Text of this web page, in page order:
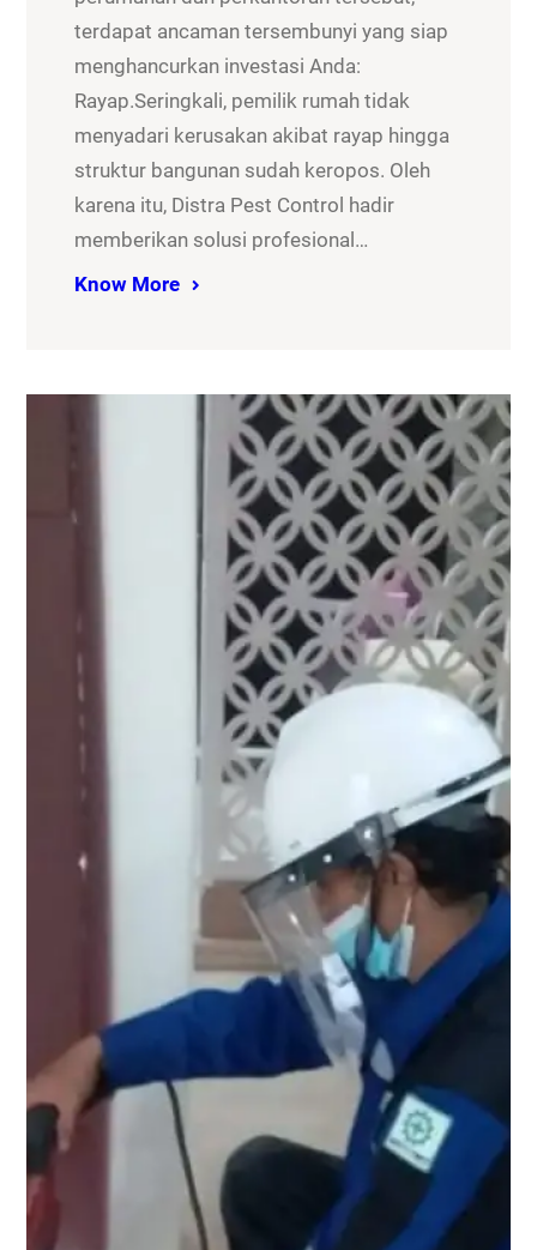
terdapat ancaman tersembunyi yang siap
menghancurkan investasi Anda:
Rayap.Seringkali, pemilik rumah tidak
menyadari kerusakan akibat rayap hingga
struktur bangunan sudah keropos. Oleh
karena itu, Distra Pest Control hadir
memberikan solusi profesional…
Know More